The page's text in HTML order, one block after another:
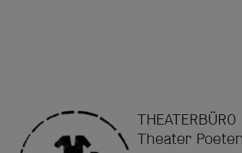
THEATERBÜRO
Theater